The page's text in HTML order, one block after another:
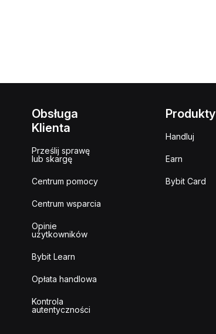
Obsługa
Klienta
Prześlij sprawę
lub skargę
Centrum pomocy
Centrum wsparcia
Opinie
użytkowników
Bybit Learn
Opłata handlowa
Kontrola
autentyczności
Produkty
Handluj
Earn
Bybit Card